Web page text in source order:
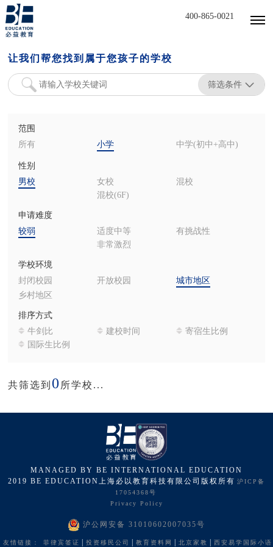
400-865-0021
让我们帮您找到属于您孩子的学校
筛选条件
范围
所有
小学 中学(初中+高中)
性别
男校
女校
混校
混校(6F)
申请难度
较弱
适度中等
有挑战性
非常激烈
学校环境
封闭校园
开放校园
城市地区
乡村地区
排序方式
牛剑比
建校时间
寄宿生比例
国际生比例
共筛选到 0 所学校...
MANAGED BY BE INTERNATIONAL EDUCATION
2019 BE EDUCATION上海必以教育科技有限公司版权所有 沪ICP备
17054368号
Privacy Policy
沪公网安备 31010602007035号
友情链接： 菲律宾签证 投资移民公司 教育资料网 北京家教 西安易学国际小语